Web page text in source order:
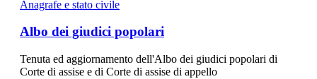
Anagrafe e stato civile
Albo dei giudici popolari
Tenuta ed aggiornamento dell'Albo dei giudici popolari di
Corte di assise e di Corte di assise di appello